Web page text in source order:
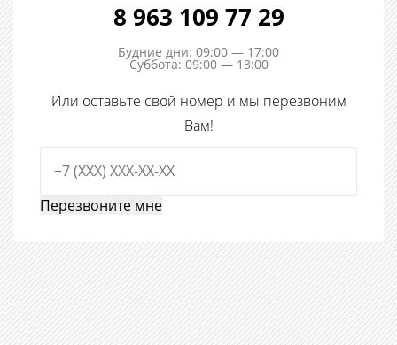
8 963 109 77 29
Будние дни: 09:00 — 17:00
Суббота: 09:00 — 13:00
Или оставьте свой номер и мы перезвоним
Вам!